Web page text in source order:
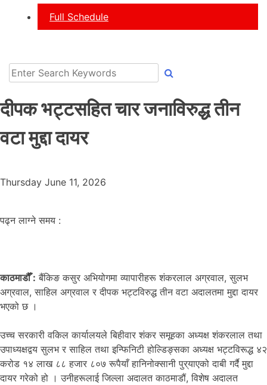
Full Schedule
दीपक भट्टसहित चार जनाविरुद्ध तीन
वटा मुद्दा दायर
Thursday June 11, 2026
पढ्न लाग्ने समय :
काठमाडौँ : बैंकिङ कसुर अभियोगमा व्यापारीहरू शंकरलाल अग्रवाल, सुलभ
अग्रवाल, साहिल अग्रवाल र दीपक भट्टविरुद्ध तीन वटा अदालतमा मुद्दा दायर
भएको छ ।
उच्च सरकारी वकिल कार्यालयले बिहीवार शंकर समूहका अध्यक्ष शंकरलाल तथा
उपाध्यक्षद्वय सुलभ र साहिल तथा इन्फिनिटी होल्डिङ्सका अध्यक्ष भट्टविरूद्ध ४२
करोड १४ लाख ८८ हजार ८०७ रूपैयाँ हानिनोक्सानी पुर्‌‌याएको दाबी गर्दै मुद्दा
दायर गरेको हो । उनीहरूलाई जिल्ला अदालत काठमाडौं, विशेष अदालत